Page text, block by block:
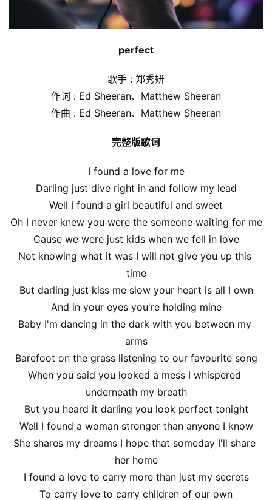
perfect
歌手 : 郑秀妍
作词 : Ed Sheeran、Matthew Sheeran
作曲 : Ed Sheeran、Matthew Sheeran
完整版歌词
I found a love for me
Darling just dive right in and follow my lead
Well I found a girl beautiful and sweet
Oh I never knew you were the someone waiting for me
Cause we were just kids when we fell in love
Not knowing what it was I will not give you up this
time
But darling just kiss me slow your heart is all I own
And in your eyes you're holding mine
Baby I'm dancing in the dark with you between my
arms
Barefoot on the grass listening to our favourite song
When you said you looked a mess I whispered
underneath my breath
But you heard it darling you look perfect tonight
Well I found a woman stronger than anyone I know
She shares my dreams I hope that someday I'll share
her home
I found a love to carry more than just my secrets
To carry love to carry children of our own